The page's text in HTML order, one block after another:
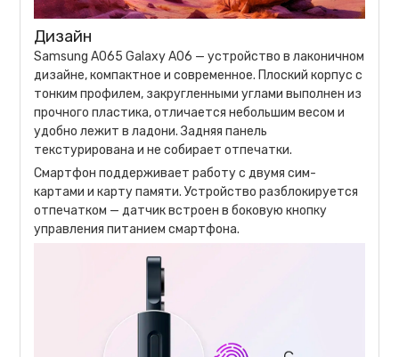
Дизайн
Samsung A065 Galaxy A06 — устройство в лаконичном
дизайне, компактное и современное. Плоский корпус с
тонким профилем, закругленными углами выполнен из
прочного пластика, отличается небольшим весом и
удобно лежит в ладони. Задняя панель
текстурирована и не собирает отпечатки.
Смартфон поддерживает работу с двумя сим-
картами и карту памяти. Устройство разблокируется
отпечатком — датчик встроен в боковую кнопку
управления питанием смартфона.